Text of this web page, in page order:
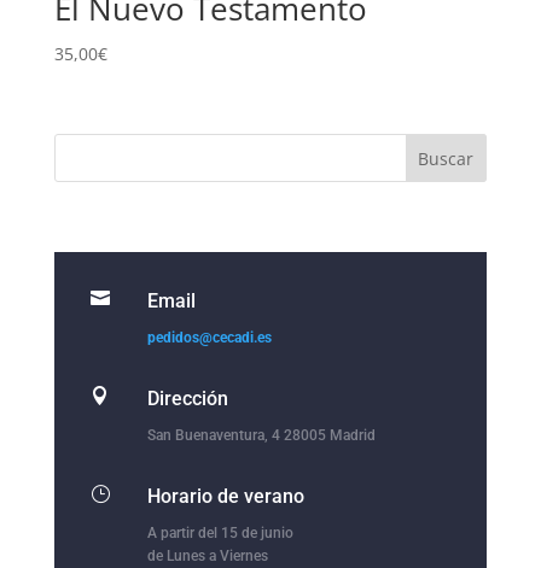
35,00€
 Email
pedidos@cecadi.es
 Dirección
San Buenaventura, 4 28005 Madrid
} Horario de verano
A partir del 15 de junio
de Lunes a Viernes